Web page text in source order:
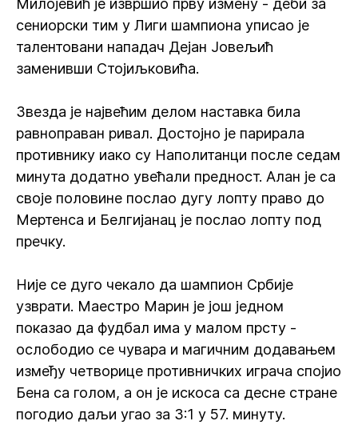
Милојевић је извршио прву измену - деби за
сениорски тим у Лиги шампиона уписао је
талентовани нападач Дејан Јовељић
заменивши Стојиљковића.
Звезда је највећим делом наставка била
равноправан ривал. Достојно је парирала
противнику иако су Наполитанци после седам
минута додатно увећали предност. Алан је са
своје половине послао дугу лопту право до
Мертенса и Белгијанац је послао лопту под
пречку.
Није се дуго чекало да шампион Србије
узврати. Маестро Марин је још једном
показао да фудбал има у малом прсту -
ослободио се чувара и магичним додавањем
између четворице противничких играча спојио
Бена са голом, а он је искоса са десне стране
погодио даљи угао за 3:1 у 57. минуту.